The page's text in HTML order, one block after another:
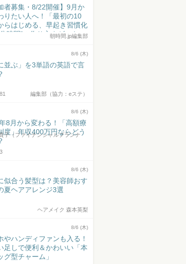
者募集・8/22開催】9月か
りたい人へ！「最初の10
らはじめる、早起き習慣化
時間”の作り方｜ゲスト：
朝時間.jp編集部
8/6 (木)
並ぶ」を3単語の英語で言
編集部（協力：eステ）
8/6 (木)
8月から変わる！「高額療
度」年収400万円ならどう
子（ファイナンシャルプランナ
8/6 (木)
似合う髪型は？美容師おす
夏ヘアアレンジ3選
ヘアメイク 森本英梨
8/6 (木)
やハンディファンも入る！
足しで便利＆かわいい「本
グ型チャーム」